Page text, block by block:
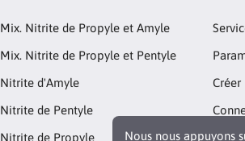
Nous nous appuyons
Mix. Nitrite de Propyle et Amyle
Mix. Nitrite de Propyle et Pentyle
Nitrite d'Amyle
Nitrite de Pentyle
Nitrite de Propyle